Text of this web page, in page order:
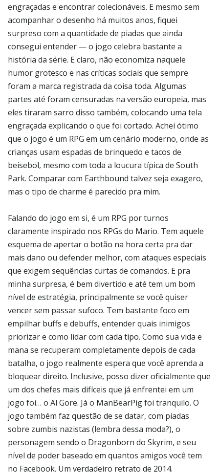
engraçadas e encontrar colecionáveis. E mesmo sem
acompanhar o desenho há muitos anos, fiquei
surpreso com a quantidade de piadas que ainda
consegui entender — o jogo celebra bastante a
história da série. E claro, não economiza naquele
humor grotesco e nas críticas sociais que sempre
foram a marca registrada da coisa toda. Algumas
partes até foram censuradas na versão europeia, mas
eles tiraram sarro disso também, colocando uma tela
engraçada explicando o que foi cortado. Achei ótimo
que o jogo é um RPG em um cenário moderno, onde as
crianças usam espadas de brinquedo e tacos de
beisebol, mesmo com toda a loucura típica de South
Park. Comparar com Earthbound talvez seja exagero,
mas o tipo de charme é parecido pra mim.
Falando do jogo em si, é um RPG por turnos
claramente inspirado nos RPGs do Mario. Tem aquele
esquema de apertar o botão na hora certa pra dar
mais dano ou defender melhor, com ataques especiais
que exigem sequências curtas de comandos. E pra
minha surpresa, é bem divertido e até tem um bom
nível de estratégia, principalmente se você quiser
vencer sem passar sufoco. Tem bastante foco em
empilhar buffs e debuffs, entender quais inimigos
priorizar e como lidar com cada tipo. Como sua vida e
mana se recuperam completamente depois de cada
batalha, o jogo realmente espera que você aprenda a
bloquear direito. Inclusive, posso dizer oficialmente que
um dos chefes mais difíceis que já enfrentei em um
jogo foi… o Al Gore. Já o ManBearPig foi tranquilo. O
jogo também faz questão de se datar, com piadas
sobre zumbis nazistas (lembra dessa moda?), o
personagem sendo o Dragonborn do Skyrim, e seu
nível de poder baseado em quantos amigos você tem
no Facebook. Um verdadeiro retrato de 2014.